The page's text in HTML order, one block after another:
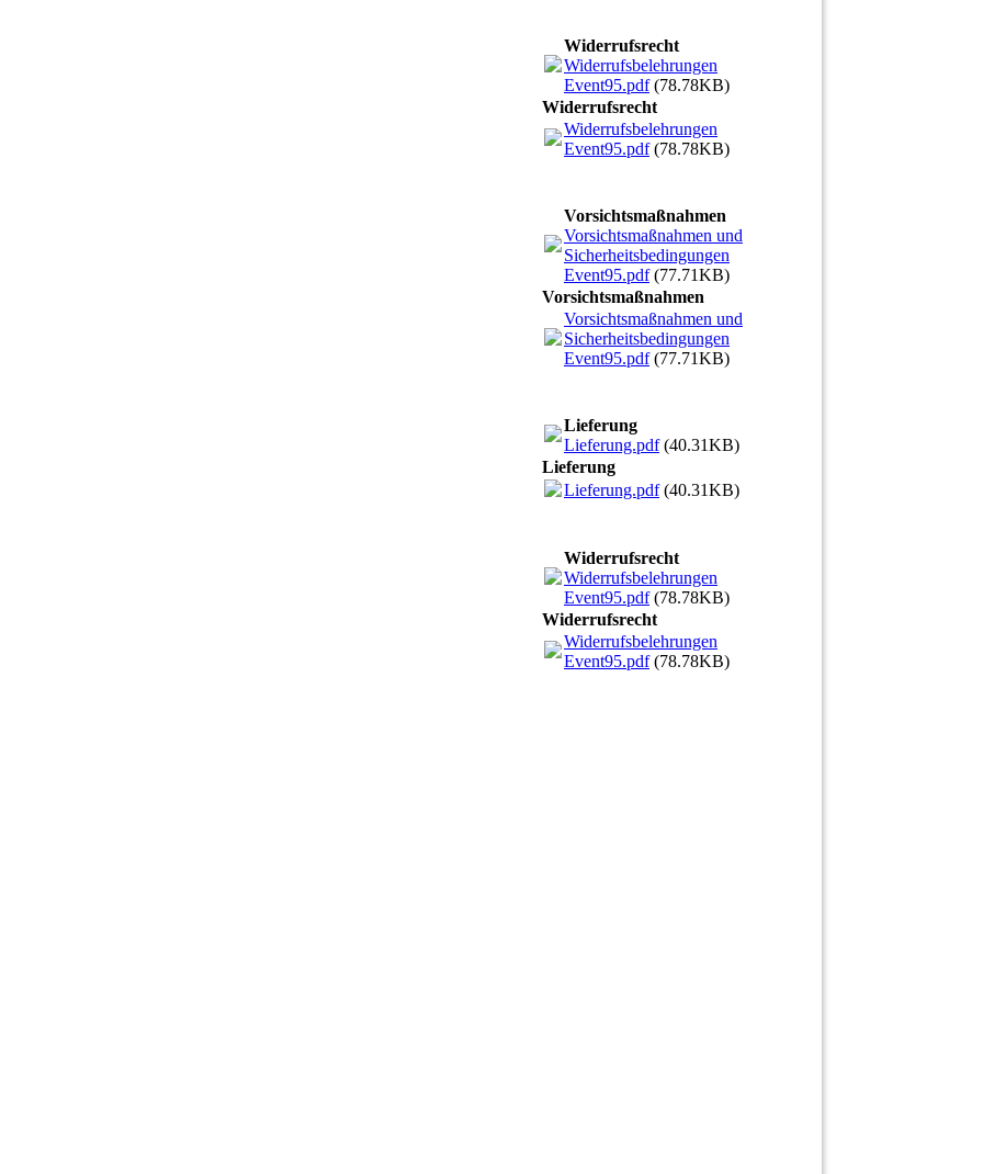
Widerrufsrecht
Widerrufsbelehrungen
Event95.pdf(78.78KB)
Widerrufsrecht
Widerrufsbelehrungen
Event95.pdf(78.78KB)
Vorsichtsmaßnahmen
Vorsichtsmaßnahmen und
Sicherheitsbedingungen
Event95.pdf(77.71KB)
Vorsichtsmaßnahmen
Vorsichtsmaßnahmen und
Sicherheitsbedingungen
Event95.pdf(77.71KB)
Lieferung
Lieferung.pdf(40.31KB)
Lieferung
Lieferung.pdf(40.31KB)
Widerrufsrecht
Widerrufsbelehrungen
Event95.pdf(78.78KB)
Widerrufsrecht
Widerrufsbelehrungen
Event95.pdf(78.78KB)